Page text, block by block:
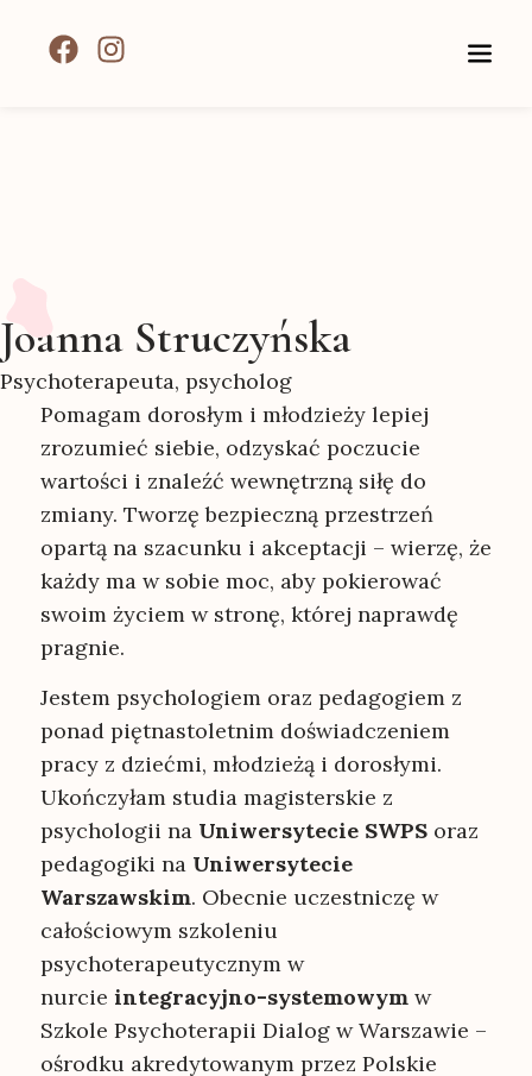
Joanna Struczyńska
Psychoterapeuta, psycholog
Pomagam dorosłym i młodzieży lepiej
zrozumieć siebie, odzyskać poczucie
wartości i znaleźć wewnętrzną siłę do
zmiany. Tworzę bezpieczną przestrzeń
opartą na szacunku i akceptacji – wierzę, że
każdy ma w sobie moc, aby pokierować
swoim życiem w stronę, której naprawdę
pragnie.
Jestem psychologiem oraz pedagogiem z
ponad piętnastoletnim doświadczeniem
pracy z dziećmi, młodzieżą i dorosłymi.
Ukończyłam studia magisterskie z
psychologii na Uniwersytecie SWPSoraz
pedagogiki na Uniwersytecie
Warszawskim. Obecnie uczestniczę w
całościowym szkoleniu
psychoterapeutycznym w
nurcie integracyjno-systemowymw
Szkole Psychoterapii Dialog w Warszawie –
ośrodku akredytowanym przez Polskie